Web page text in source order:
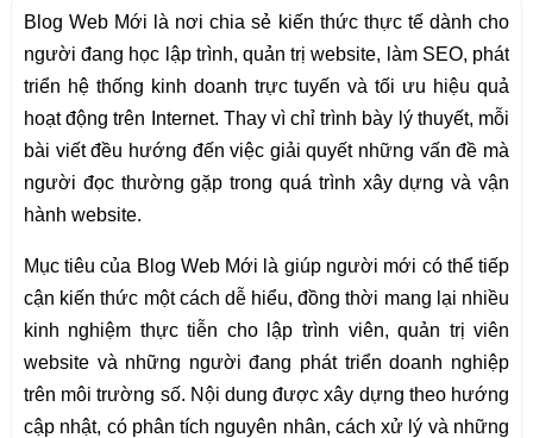
Blog Web Mới là nơi chia sẻ kiến thức thực tế dành cho
người đang học lập trình, quản trị website, làm SEO, phát
triển hệ thống kinh doanh trực tuyến và tối ưu hiệu quả
hoạt động trên Internet. Thay vì chỉ trình bày lý thuyết, mỗi
bài viết đều hướng đến việc giải quyết những vấn đề mà
người đọc thường gặp trong quá trình xây dựng và vận
hành website.
Mục tiêu của Blog Web Mới là giúp người mới có thể tiếp
cận kiến thức một cách dễ hiểu, đồng thời mang lại nhiều
kinh nghiệm thực tiễn cho lập trình viên, quản trị viên
website và những người đang phát triển doanh nghiệp
trên môi trường số. Nội dung được xây dựng theo hướng
cập nhật, có phân tích nguyên nhân, cách xử lý và những